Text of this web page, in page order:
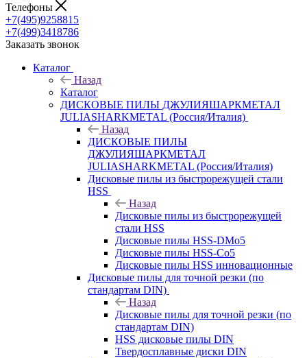
Телефоны
+7(495)9258815
+7(499)3418786
Заказать звонок
Каталог
Назад
Каталог
ДИСКОВЫЕ ПИЛЫ ДЖУЛИЯШАРКМЕТАЛ
JULIASHARKMETAL (Россия/Италия)
Назад
ДИСКОВЫЕ ПИЛЫ
ДЖУЛИЯШАРКМЕТАЛ
JULIASHARKMETAL (Россия/Италия)
Дисковые пилы из быстрорежущей стали
HSS
Назад
Дисковые пилы из быстрорежущей
стали HSS
Дисковые пилы HSS-DMo5
Дисковые пилы HSS-Co5
Дисковые пилы HSS инновационные
Дисковые пилы для точной резки (по
стандартам DIN)
Назад
Дисковые пилы для точной резки (по
стандартам DIN)
HSS дисковые пилы DIN
Твердосплавные диски DIN